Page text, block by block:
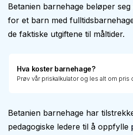
Betanien barnehage beløper
for et barn med
de faktiske utgiftene til måltider.
Hva koster barnehage?
Prøv vår priskalkulator og les alt om pris
Betanien barnehage har
pedagogiske ledere til å oppfylle